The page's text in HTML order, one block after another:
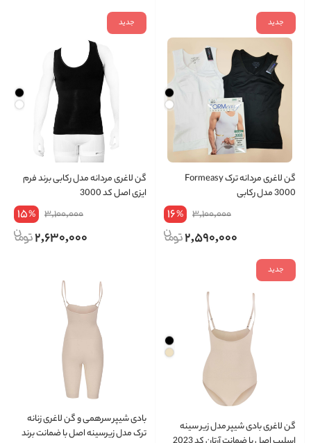
جدید
گن لاغری مردانه ترک Formeasy
3000 مدل رکابی
3,100,000
16%
2,590,000
جدید
گن لاغری مردانه مدل رکابی برند فرم
ایزی اصل کد 3000
3,100,000
15%
2,630,000
جدید
گن لاغری بادی شیپر مدل زیر سینه
بادی شیپر سرهمی و گن لاغری زنانه
ترک مدل زیرسینه اصل با ضمانت برند